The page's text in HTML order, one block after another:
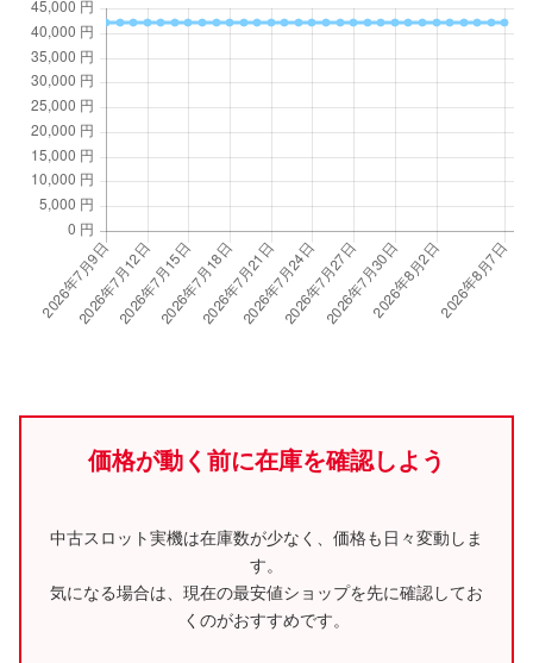
価格が動く前に在庫を確認しよう
中古スロット実機は在庫数が少なく、価格も日々変動しま
す。
気になる場合は、現在の最安値ショップを先に確認してお
くのがおすすめです。